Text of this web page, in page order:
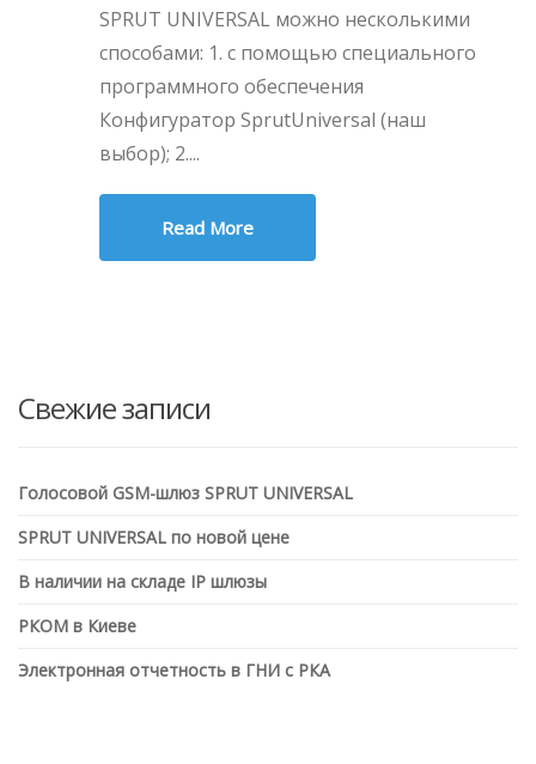
SPRUT UNIVERSAL можно несколькими
способами: 1. с помощью специального
программного обеспечения
Конфигуратор SprutUniversal (наш
выбор); 2....
Read More
Свежие записи
Голосовой GSM-шлюз SPRUT UNIVERSAL
SPRUT UNIVERSAL по новой цене
В наличии на складе IP шлюзы
РКОМ в Киеве
Электронная отчетность в ГНИ с РКА